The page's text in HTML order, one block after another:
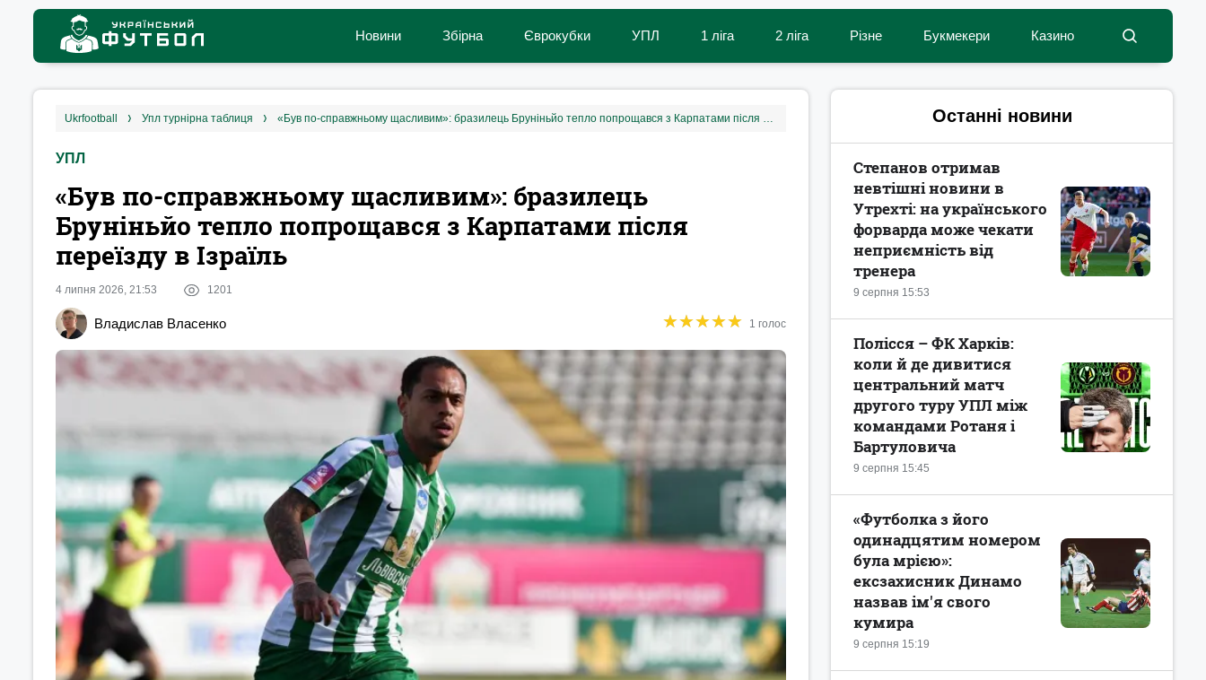
Новини Збірна Єврокубки УПЛ 1 ліга 2 ліга Різне Букмекери Казино
ukrfootball упл турнірна таблиця «Був по-справжньому щасливим»: бразилець Бруніньйо тепло попрощався з Карпатами після переїзду в Ізраїль
УПЛ
«Був по-справжньому щасливим»: бразилець
Бруніньйо тепло попрощався з Карпатами після
переїзду в Ізраїль
4 липня 2026, 21:53 1201
Владислав Власенко ★★★★★
★★★★★ 1 голос
Останні новини
9 серпня 15:53
Степанов отримав
невтішні новини в
Утрехті: на українського
форварда може чекати
неприємність від
тренера
9 серпня 15:45
Полісся – ФК Харків:
коли й де дивитися
центральний матч
другого туру УПЛ між
командами Ротаня і
Бартуловича
9 серпня 15:19
«Футболка з його
одинадцятим номером
була мрією»:
ексзахисник Динамо
назвав ім'я свого
кумира